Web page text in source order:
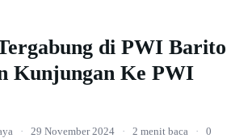
di PWI Barito
Kunjungan Ke PWI
· 29 November 2024 · 2 menit baca ·
0